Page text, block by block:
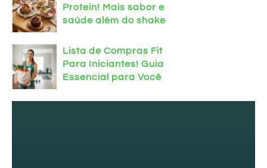
Protein! Mais sabor e
saúde além do shake
Lista de Compras Fit
Para Iniciantes! Guia
Essencial para Você